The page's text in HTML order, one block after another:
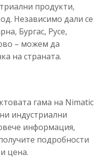
продукти,
Независимо дали се
Бургас, Русе,
– можем да
на страната.
гама на Nimatic
индустриални
информация,
подробности
цена.